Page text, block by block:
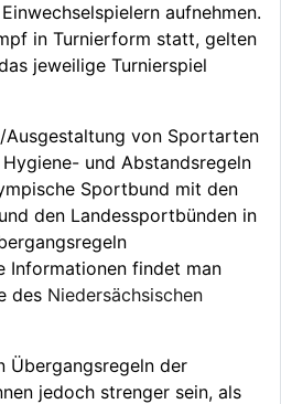
aufnehmen.
in Turnierform statt, gelten
jeweilige Turnierspiel
Ausgestaltung von Sportarten
und Abstandsregeln
Sportbund mit den
den Landessportbünden in
Informationen findet man
des Niedersächsischen
Übergangsregeln der
jedoch strenger sein, als